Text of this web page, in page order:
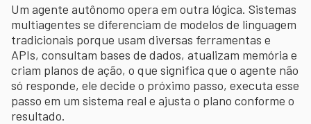
Um agente autônomo opera em outra lógica. Sistemas
multiagentes se diferenciam de modelos de linguagem
tradicionais porque usam diversas ferramentas e
APIs, consultam bases de dados, atualizam memória e
criam planos de ação, o que significa que o agente não
só responde, ele decide o próximo passo, executa esse
passo em um sistema real e ajusta o plano conforme o
resultado.